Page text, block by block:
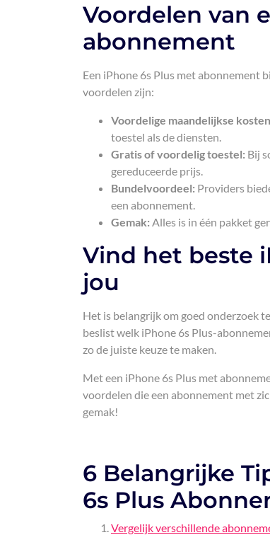
Voordelen van
abonnement
Een iPhone 6s Plus met abonnement
voordelen zijn:
Voordelige maandelijkse
toestel als de diensten.
Gratis of voordelig toestel: Bij
gereduceerde prijs.
Bundelvoordeel: Providers
een abonnement.
Gemak: Alles is in één pakket
Vind het beste
jou
Het is belangrijk om goed onderzoek
beslist welk iPhone 6s Plus-
zo de juiste keuze te maken.
Met een iPhone 6s Plus met
voordelen die een abonnement met
gemak!
6 Belangrijke
6s Plus
Vergelijk verschillende